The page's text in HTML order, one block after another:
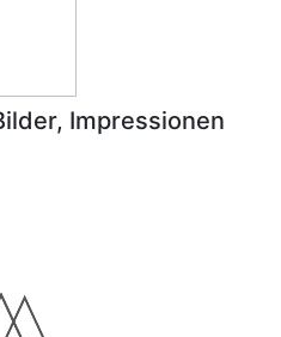
Impressionen